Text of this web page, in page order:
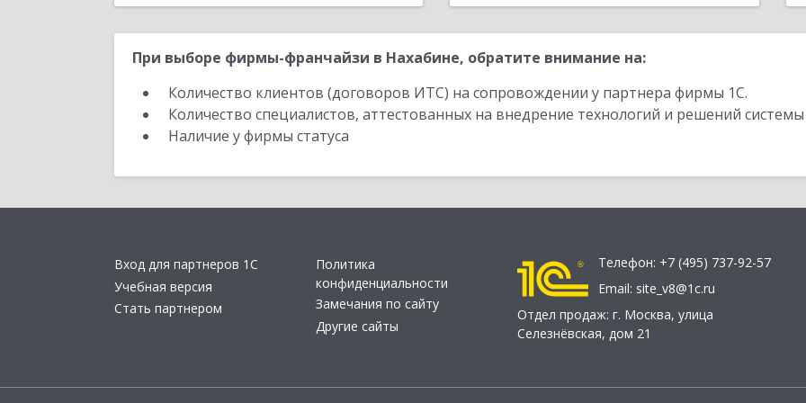
При выборе фирмы-франчайзи в Нахабине, обратите внимание на:
Количество клиентов (договоров ИТС) на сопровождении у партнера фирмы 1С.
Количество специалистов, аттестованных на внедрение технологий и решений
Наличие у фирмы статуса
Вход для партнеров 1С
Учебная версия
Стать партнером
Политика
конфиденциальности
Замечания по сайту
Другие сайты
Телефон: +7 (495) 737-92-57
Email: site_v8@1c.ru
Отдел продаж: г. Москва, улица
Селезнёвская, дом 21